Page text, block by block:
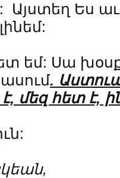
: Այստեղ Ես
եմ: Սա
.
մեզ հետ է,